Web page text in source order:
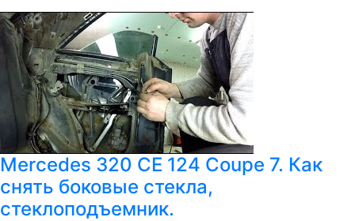
Merсedes 320 CE 124 Coupe 7. Как
снять боковые стекла,
стеклоподъемник.